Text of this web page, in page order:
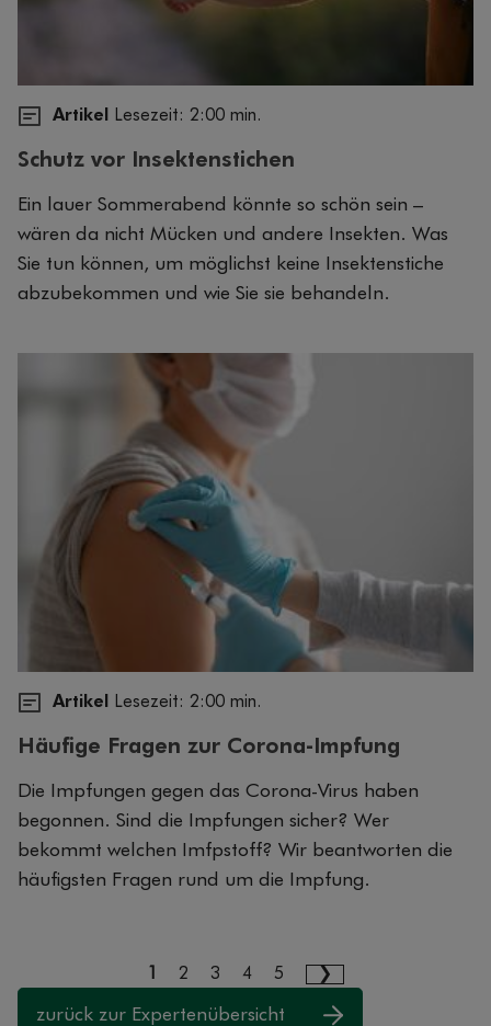
Artikel Lesezeit: 2:00 min.
Schutz vor Insektenstichen
Ein lauer Sommerabend könnte so schön sein –
wären da nicht Mücken und andere Insekten. Was
Sie tun können, um möglichst keine Insektenstiche
abzubekommen und wie Sie sie behandeln.
Artikel Lesezeit: 2:00 min.
Häufige Fragen zur Corona-Impfung
Die Impfungen gegen das Corona-Virus haben
begonnen. Sind die Impfungen sicher? Wer
bekommt welchen Imfpstoff? Wir beantworten die
häufigsten Fragen rund um die Impfung.
2 3 4 5
zurück zur Expertenübersicht